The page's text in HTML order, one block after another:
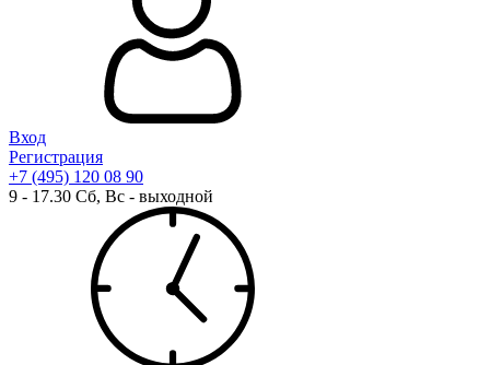
Вход
Регистрация
+7 (495) 120 08 90
9 - 17.30 Сб, Вс - выходной